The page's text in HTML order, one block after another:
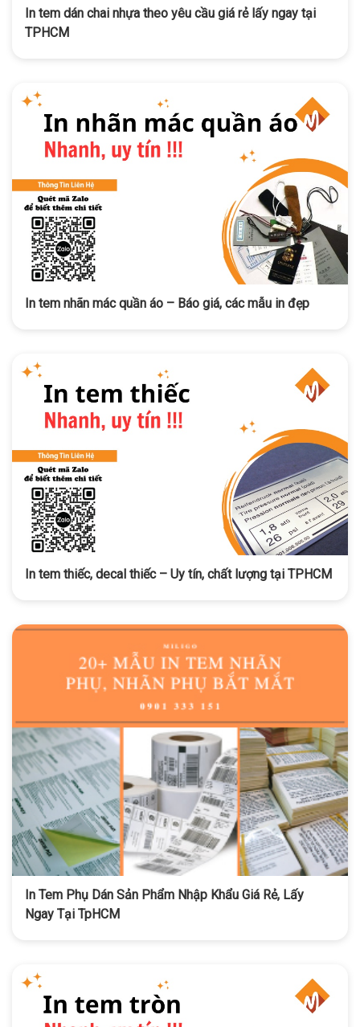
In tem dán chai nhựa theo yêu cầu giá rẻ lấy ngay tại
TPHCM
In tem nhãn mác quần áo – Báo giá, các mẫu in đẹp
In tem thiếc, decal thiếc – Uy tín, chất lượng tại TPHCM
In Tem Phụ Dán Sản Phẩm Nhập Khẩu Giá Rẻ, Lấy
Ngay Tại TpHCM